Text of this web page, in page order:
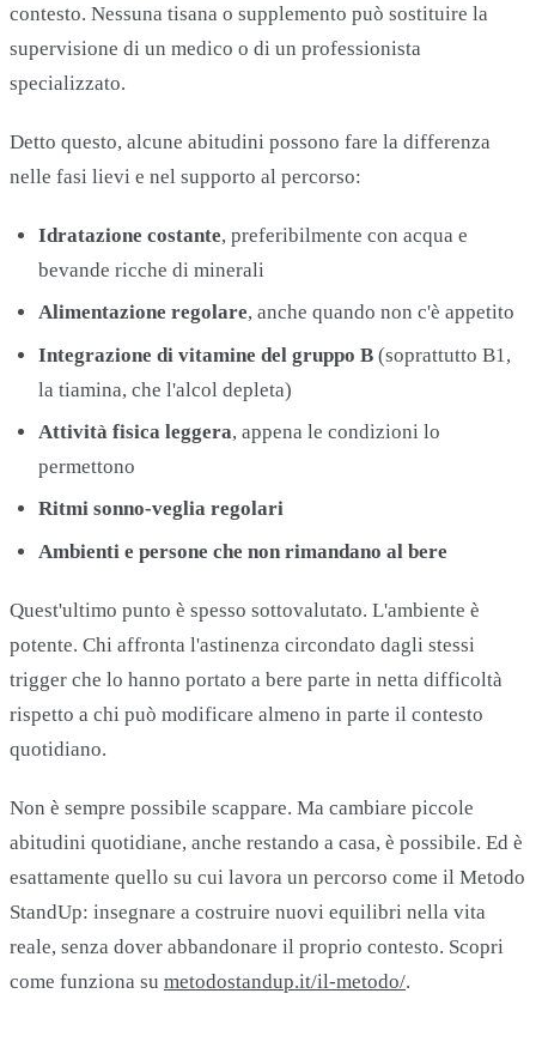
contesto. Nessuna tisana o supplemento può sostituire la
supervisione di un medico o di un professionista
specializzato.
Detto questo, alcune abitudini possono fare la differenza
nelle fasi lievi e nel supporto al percorso:
Idratazione costante, preferibilmente con acqua e
bevande ricche di minerali
Alimentazione regolare, anche quando non c'è appetito
Integrazione di vitamine del gruppo B (soprattutto B1,
la tiamina, che l'alcol depleta)
Attività fisica leggera, appena le condizioni lo
permettono
Ritmi sonno-veglia regolari
Ambienti e persone che non rimandano al bere
Quest'ultimo punto è spesso sottovalutato. L'ambiente è
potente. Chi affronta l'astinenza circondato dagli stessi
trigger che lo hanno portato a bere parte in netta difficoltà
rispetto a chi può modificare almeno in parte il contesto
quotidiano.
Non è sempre possibile scappare. Ma cambiare piccole
abitudini quotidiane, anche restando a casa, è possibile. Ed è
esattamente quello su cui lavora un percorso come il Metodo
StandUp: insegnare a costruire nuovi equilibri nella vita
reale, senza dover abbandonare il proprio contesto. Scopri
come funziona su metodostandup.it/il-metodo/.